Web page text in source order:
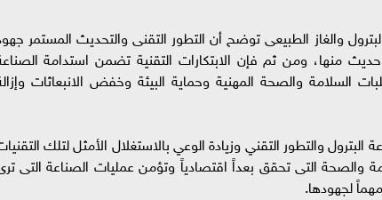
والغاز الطبيعى توضح أن التطور التقنى والتحديث المستمر
منها، ومن ثم فإن الابتكارات التقنية تضمن استدامة
السلامة والصحة المهنية وحماية البيئة وخفض الانبعاثات
والتطور التقني وزيادة الوعي بالاستغلال الأمثل لتلك
التى تحقق بعداً اقتصادياً وتؤمن عمليات الصناعة التى
لجهودها.